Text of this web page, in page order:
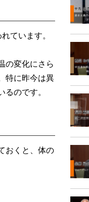
ています。
の変化にさら
特に昨今は異
のです。
おくと、体の